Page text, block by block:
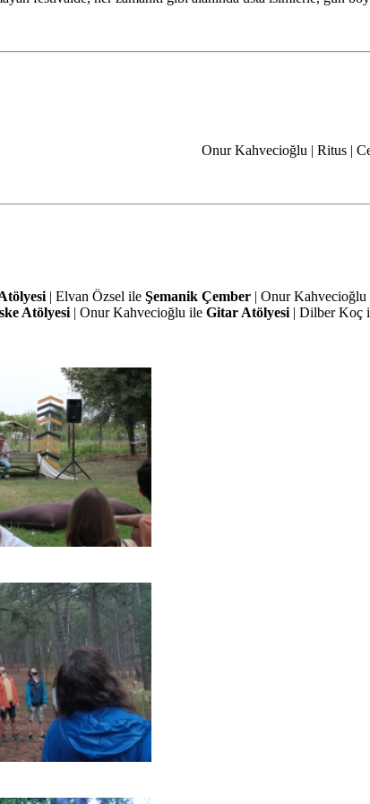
Onur Kahvecioğlu | Ritus |
| Elvan Özsel ile Şemanik Çember| Onur Kahvecioğlu
Atölyesi| Onur Kahvecioğlu ile Gitar Atölyesi| Dilber Koç